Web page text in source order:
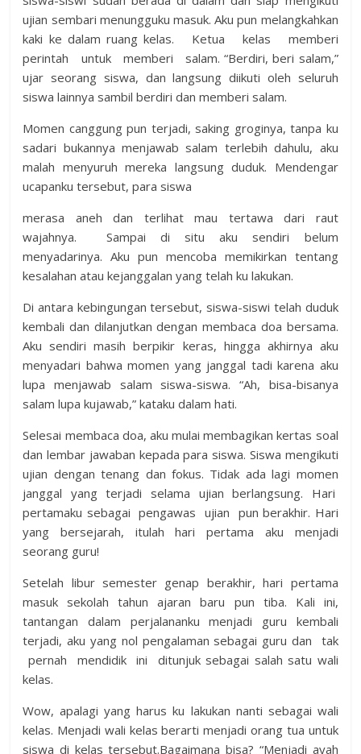
ujian sembari menungguku masuk. Aku pun melangkahkan
kaki ke dalam ruang kelas. Ketua kelas memberi
perintah untuk memberi salam. “Berdiri, beri salam,”
ujar seorang siswa, dan langsung diikuti oleh seluruh
siswa lainnya sambil berdiri dan memberi salam.
Momen canggung pun terjadi, saking groginya, tanpa ku
sadari bukannya menjawab salam terlebih dahulu, aku
malah menyuruh mereka langsung duduk. Mendengar
ucapanku tersebut, para siswa
merasa aneh dan terlihat mau tertawa dari raut
wajahnya. Sampai di situ aku sendiri belum
menyadarinya. Aku pun mencoba memikirkan tentang
kesalahan atau kejanggalan yang telah ku lakukan.
Di antara kebingungan tersebut, siswa-siswi telah duduk
kembali dan dilanjutkan dengan membaca doa bersama.
Aku sendiri masih berpikir keras, hingga akhirnya aku
menyadari bahwa momen yang janggal tadi karena aku
lupa menjawab salam siswa-siswa. “Ah, bisa-bisanya
salam lupa kujawab,” kataku dalam hati.
Selesai membaca doa, aku mulai membagikan kertas soal
dan lembar jawaban kepada para siswa. Siswa mengikuti
ujian dengan tenang dan fokus. Tidak ada lagi momen
janggal yang terjadi selama ujian berlangsung. Hari
pertamaku sebagai pengawas ujian pun berakhir. Hari
yang bersejarah, itulah hari pertama aku menjadi
seorang guru!
Setelah libur semester genap berakhir, hari pertama
masuk sekolah tahun ajaran baru pun tiba. Kali ini,
tantangan dalam perjalananku menjadi guru kembali
terjadi, aku yang nol pengalaman sebagai guru dan tak
pernah mendidik ini ditunjuk sebagai salah satu wali
kelas.
Wow, apalagi yang harus ku lakukan nanti sebagai wali
kelas. Menjadi wali kelas berarti menjadi orang tua untuk
siswa di kelas tersebut.Bagaimana bisa? “Menjadi ayah